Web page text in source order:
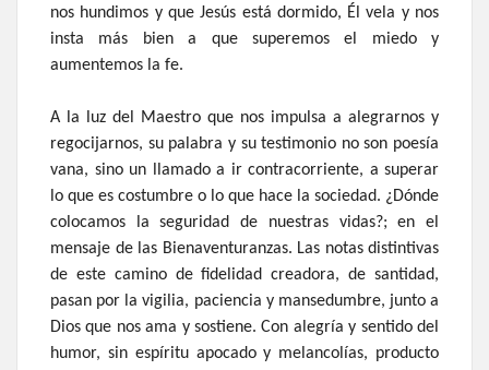
nos hundimos y que Jesús está dormido, Él vela y nos
insta más bien a que superemos el miedo y
aumentemos la fe.
A la luz del Maestro que nos impulsa a alegrarnos y
regocijarnos, su palabra y su testimonio no son poesía
vana, sino un llamado a ir contracorriente, a superar
lo que es costumbre o lo que hace la sociedad. ¿Dónde
colocamos la seguridad de nuestras vidas?; en el
mensaje de las Bienaventuranzas. Las notas distintivas
de este camino de fidelidad creadora, de santidad,
pasan por la vigilia, paciencia y mansedumbre, junto a
Dios que nos ama y sostiene. Con alegría y sentido del
humor, sin espíritu apocado y melancolías, producto